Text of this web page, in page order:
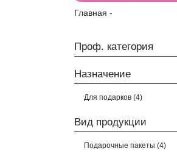
Главная -
Проф. категория
Назначение
Для подарков (4)
Вид продукции
Подарочные пакеты (4)